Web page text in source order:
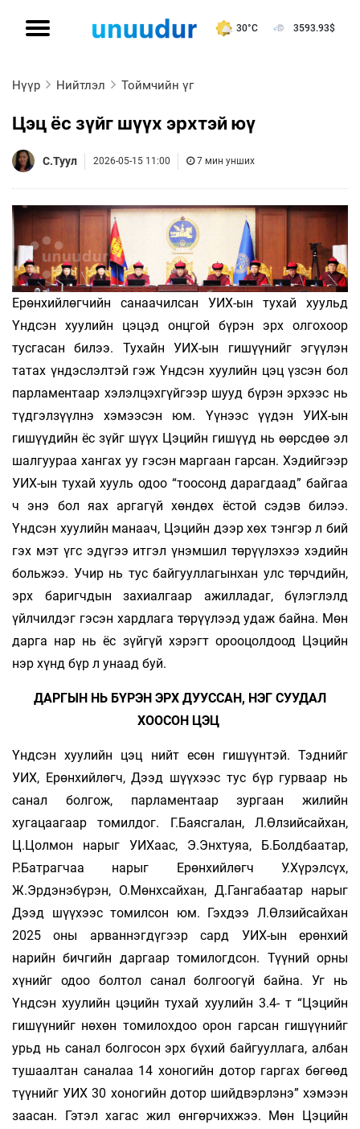
30°C 3593.93$
Нүүр Нийтлэл Тоймчийн үг
Цэц ёс зүйг шүүх эрхтэй юү
С.Туул 2026-05-15 11:00 7 мин унших
Ерөнхийлөгчийн санаачилсан УИХ-ын тухай хуульд
Үндсэн хуулийн цэцэд онцгой бүрэн эрх олгохоор
тусгасан билээ. Тухайн УИХ-ын гишүүнийг эгүүлэн
татах үндэслэлтэй гэж Үндсэн хуулийн цэц үзсэн бол
парламентаар хэлэлцэхгүйгээр шууд бүрэн эрхээс нь
түдгэлзүүлнэ хэмээсэн юм. Үүнээс үүдэн УИХ-ын
гишүүдийн ёс зүйг шүүх Цэцийн гишүүд нь өөрсдөө эл
шалгуураа хангах уу гэсэн маргаан гарсан. Хэдийгээр
УИХ-ын тухай хууль одоо “тоосонд дарагдаад” байгаа
ч энэ бол яах аргагүй хөндөх ёстой сэдэв билээ.
Үндсэн хуулийн манаач, Цэцийн дээр хөх тэнгэр л бий
гэх мэт үгс эдүгээ итгэл үнэмшил төрүүлэхээ хэдийн
больжээ. Учир нь тус байгууллагынхан улс төрчдийн,
эрх баригчдын захиалгаар ажилладаг, бүлэглэлд
үйлчилдэг гэсэн хардлага төрүүлээд удаж байна. Мөн
дарга нар нь ёс зүйгүй хэрэгт орооцолдоод Цэцийн
нэр хүнд бүр л унаад буй.
ДАРГЫН НЬ БҮРЭН ЭРХ ДУУССАН, НЭГ СУУДАЛ
ХООСОН ЦЭЦ
Үндсэн хуулийн цэц нийт есөн гишүүнтэй. Тэднийг
УИХ, Ерөнхийлөгч, Дээд шүүхээс тус бүр гурваар нь
санал болгож, парламентаар зургаан жилийн
хугацаагаар томилдог. Г.Баясгалан, Л.Өлзийсайхан,
Ц.Цолмон нарыг УИХаас, Э.Энхтуяа, Б.Болдбаатар,
Р.Батрагчаа нарыг Ерөнхийлөгч У.Хүрэлсүх,
Ж.Эрдэнэбүрэн, О.Мөнхсайхан, Д.Гангабаатар нарыг
Дээд шүүхээс томилсон юм. Гэхдээ Л.Өлзийсайхан
2025 оны арваннэгдүгээр сард УИХ-ын ерөнхий
нарийн бичгийн даргаар томилогдсон. Түүний орны
хүнийг одоо болтол санал болгоогүй байна. Уг нь
Үндсэн хуулийн цэцийн тухай хуулийн 3.4- т “Цэцийн
гишүүнийг нөхөн томилохдоо орон гарсан гишүүнийг
урьд нь санал болгосон эрх бүхий байгууллага, албан
тушаалтан саналаа 14 хоногийн дотор гаргах бөгөөд
түүнийг УИХ 30 хоногийн дотор шийдвэрлэнэ” хэмээн
заасан. Гэтэл хагас жил өнгөрчихжээ. Мөн Цэцийн